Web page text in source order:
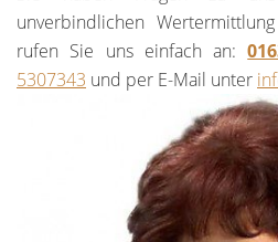
unverbindlichen
rufen Sie uns einfach an:
5307343 und per E-Mail unter